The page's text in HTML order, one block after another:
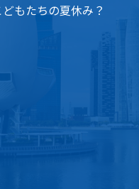
もたちの夏休み？